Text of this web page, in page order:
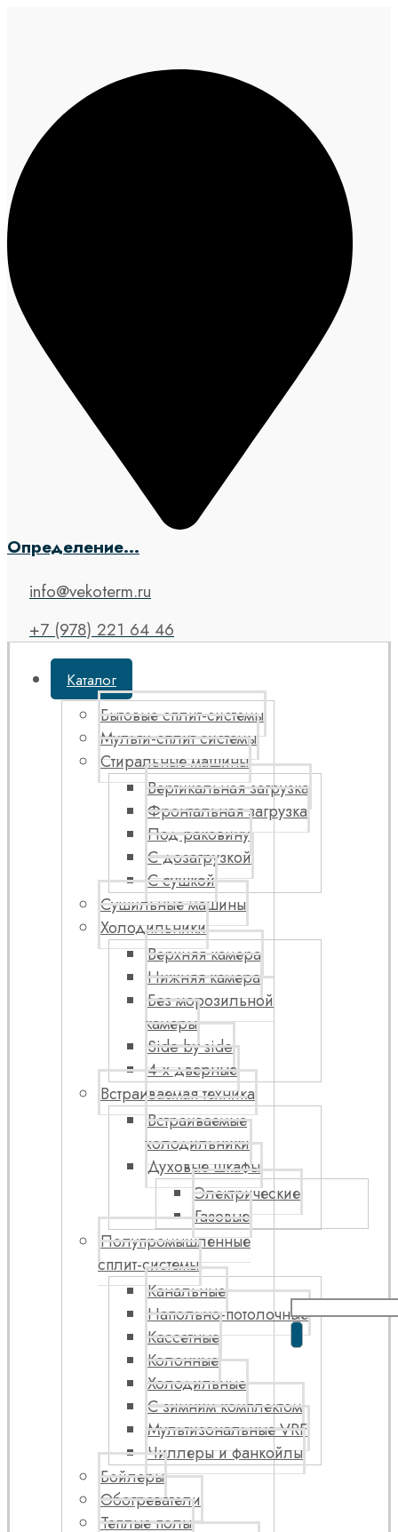
Определение...
info@vekoterm.ru
+7 (978) 221 64 46
Каталог
Бытовые сплит-системы
Мульти-сплит системы
Стиральные машины
Вертикальная загрузка
Фронтальная загрузка
Под раковину
С дозагрузкой
С сушкой
Сушильные машины
Холодильники
Верхняя камера
Нижняя камера
Без морозильной
камеры
Side by side
4-х дверные
Встраиваемая техника
Встраиваемые
холодильники
Духовые шкафы
Электрические
Газовые
Полупромышленные
сплит-системы
Канальные
Напольно-потолочные
Кассетные
Колонные
Холодильные
С зимним комплектом
Мультизональные VRF
Чиллеры и фанкойлы
Бойлеры
Обогреватели
Теплые полы